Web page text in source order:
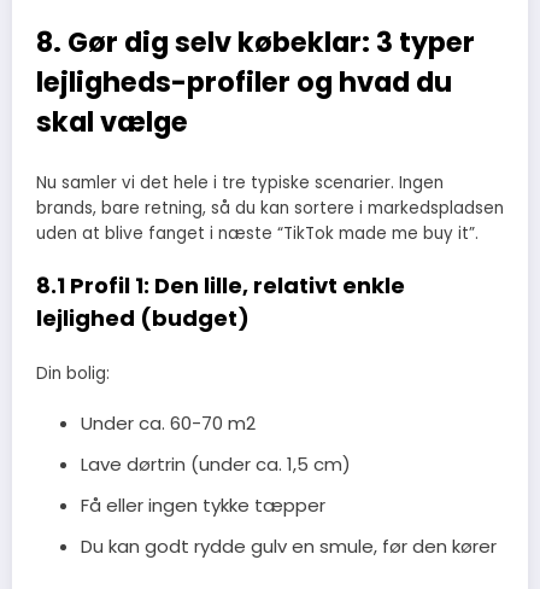
8. Gør dig selv købeklar: 3 typer
lejligheds-profiler og hvad du
skal vælge
Nu samler vi det hele i tre typiske scenarier. Ingen
brands, bare retning, så du kan sortere i markedspladsen
uden at blive fanget i næste “TikTok made me buy it”.
8.1 Profil 1: Den lille, relativt enkle
lejlighed (budget)
Din bolig:
Under ca. 60-70 m2
Lave dørtrin (under ca. 1,5 cm)
Få eller ingen tykke tæpper
Du kan godt rydde gulv en smule, før den kører